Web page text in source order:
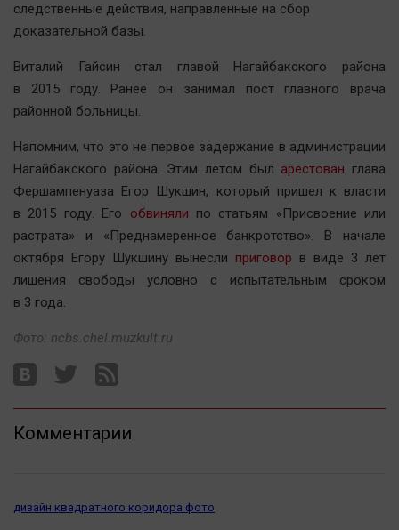
Гороскоп
ЖКХ
Конкурс
Народная журналистика
Обсуждаем
Отдых
Персона
Последняя инстанция
Светская жизнь
Тенденции
следственные действия, направленные на сбор
доказательной базы.
Виталий Гайсин стал главой Нагайбакского района
в 2015 году. Ранее он занимал пост главного врача
районной больницы.
Напомним, что это не первое задержание в администрации
Нагайбакского района. Этим летом был арестован глава
Фершампенуаза Егор Шукшин, который пришел к власти
в 2015 году. Его обвиняли по статьям «Присвоение или
растрата» и «Преднамеренное банкротство». В начале
октября Егору Шукшину вынесли приговор в виде 3 лет
лишения свободы условно с испытательным сроком
в 3 года.
Фото: ncbs.chel.muzkult.ru
Комментарии
дизайн квадратного коридора фото